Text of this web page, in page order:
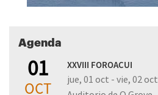
Agenda
01
OCT
XXVIII FOROACUI
jue, 01 oct - vie, 02 oct